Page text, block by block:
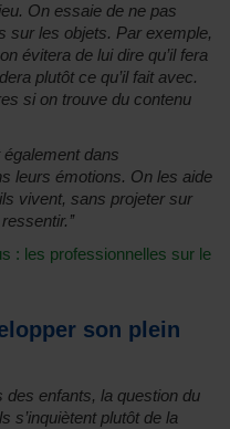
On essaie de ne pas
sur les objets. Par exemple,
évitera de lui dire qu’il fera
plutôt ce qu’il fait avec.
si on trouve du contenu
dans
leurs émotions. On les aide
vivent, sans projeter sur
: les professionnelles sur le
son plein
des enfants, la question du
s’inquiètent plutôt de la